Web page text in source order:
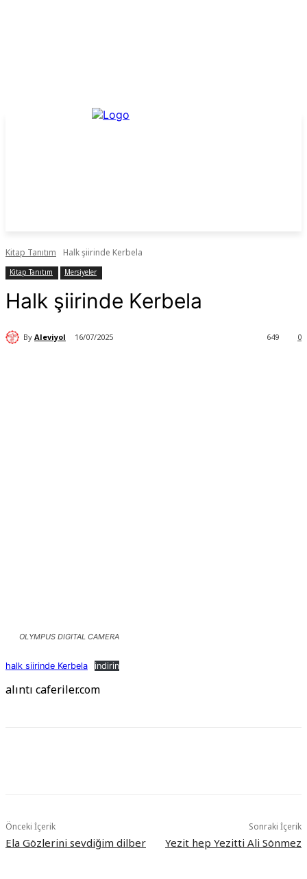
Kitap Tanıtım Halk şiirinde Kerbela
Kitap Tanıtım Mersiyeler
Halk şiirinde Kerbela
By Aleviyol 16/07/2025 0
649
OLYMPUS DIGITAL CAMERA
halk siirinde Kerbela indirin
alıntı caferiler.com
Önceki İçerik
Ela Gözlerini sevdiğim dilber
Sonraki İçerik
Yezit hep Yezitti Ali Sönmez